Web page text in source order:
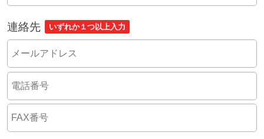
連絡先 いずれか１つ以上入力